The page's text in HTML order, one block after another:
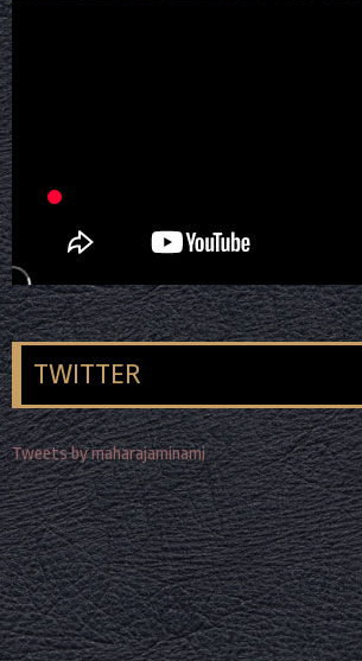
TWITTER
Tweets by maharajaminami